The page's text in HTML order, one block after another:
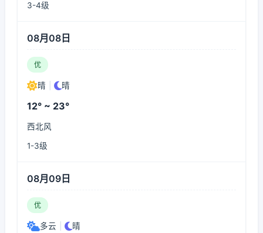
3-4级
08月08日
优
晴 晴
12° ~ 23°
西北风
1-3级
08月09日
优
多云 晴